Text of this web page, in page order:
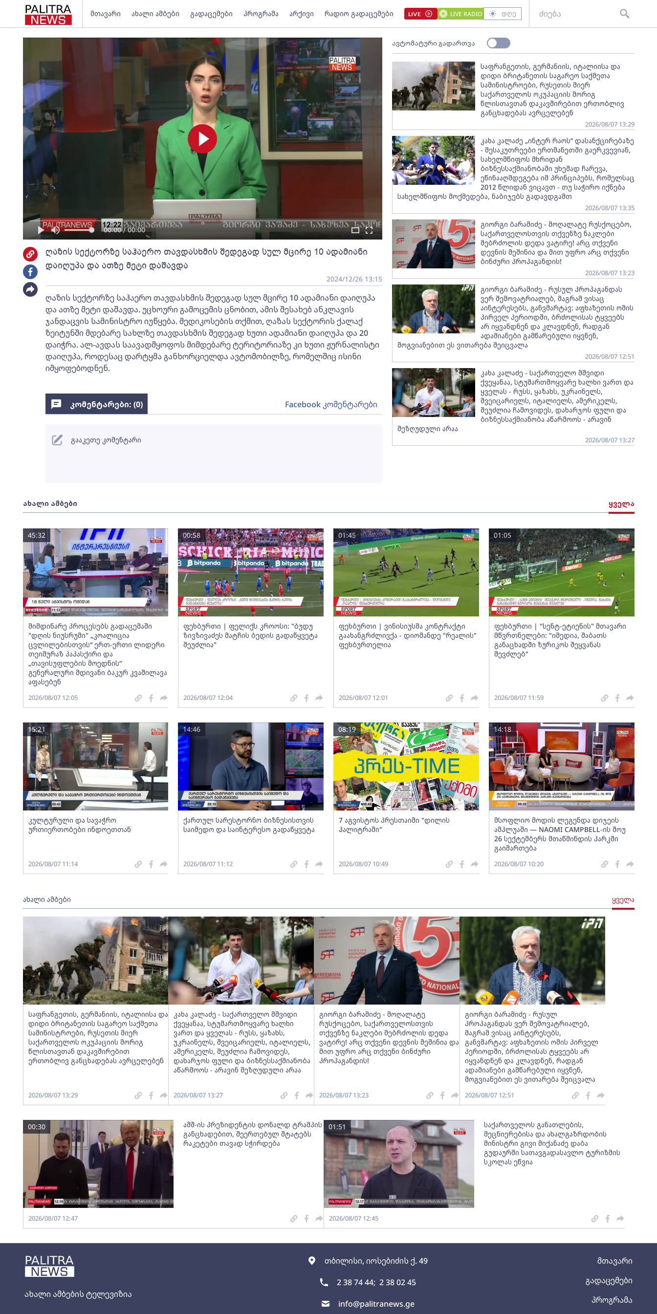
მთავარი ახალი ამბები გადაცემები პროგრამა არქივი რადიო გადაცემები LIVE LIVE RADIO დღე
ახალი ამბების ტელევიზია
თბილისი, იოსებიძის ქ. 49
2 38 74 44; 2 38 02 45
info@palitranews.ge
მთავარი
გადაცემები
პროგრამა
00:00 / 00:00
ღაზის სექტორზე საჰაერო თავდასხმის შედეგად სულ მცირე 10 ადამიანი
დაიღუპა და ათზე მეტი დაშავდა
2024/12/26 13:15
ღაზის სექტორზე საჰაერო თავდასხმის შედეგად სულ მცირე 10 ადამიანი დაიღუპა
და ათზე მეტი დაშავდა. უცხოური გამოცემის ცნობით, ამის შესახებ ანკლავის
ჯანდაცვის სამინისტრო იუწყება. მედიკოსების თქმით, ღაზას სექტორის ქალაქ
ზეიტუნში მდებარე სახლზე თავდასხმის შედეგად ხუთი ადამიანი დაიღუპა და 20
დაიჭრა. ალ-ავდას საავადმყოფოს მიმდებარე ტერიტორიაზე კი ხუთი ჟურნალისტი
დაიღუპა, როდესაც დარტყმა განხორციელდა ავტომობილზე, რომელშიც ისინი
იმყოფებოდნენ.
ავტომატური გადართვა
საფრანგეთის, გერმანიის, იტალიისა და
დიდი ბრიტანეთის საგარეო საქმეთა
სამინისტროები, რუსეთის მიერ
საქართველოს ოკუპაციის მორიგ
წლისთავთან დაკავშირებით ერთობლივ
განცხადებას ავრცელებენ
2026/08/07 13:29
კახა კალაძე „ინტერ რაოს“ დასანქცირებაზე
- მესაკუთრეები ერთმანეთში გაერკვევიან,
სახელმწიფოს მხრიდან
ბიზნესსაქმიანობაში უხეშად ჩარევა,
ეწინააღმდეგება იმ პრინციპებს, რომელსაც
2012 წლიდან ვიცავთ - თუ საჭირო იქნება
სახელმწიფოს მოქმედება, ნაბიჯებს გადავდგამთ
2026/08/07 13:35
გიორგი ბარამიძე - მოღალატე რუსქოცებო,
საქართველოსთვის თქვენზე ნაკლები
მებრძოლის დედა ვატირე! არც თქვენი
დევნის მეშინია და მით უფრო არც თქვენი
ბინძური პროპაგანდის!
2026/08/07 13:23
გიორგი ბარამიძე - რუსულ პროპაგანდას
ვერ შემოვატრიალებ, მაგრამ ვისაც
აინტერესებს, განვმარტავ: აფხაზეთის ომის
პირველ პერიოდში, ბრძოლისას ტყვეებს
არ იყვანდნენ და კლავდნენ, რადგან
ადამიანები გამწარებული იყვნენ,
მოგვიანებით ეს ვითარება შეიცვალა
2026/08/07 12:51
კახა კალაძე - საქართველო მშვიდი
ქვეყანაა, სტუმართმოყვარე ხალხი ვართ და
ყველას - რუსს, ყაზახს, უკრაინელს,
შვეიცარიელს, იტალიელს, ამერიკელს,
შეუძლია ჩამოვიდეს, დახარჯოს ფული და
ბიზნესსაქმიანობა აწარმოოს - არავინ
შეზღუდული არაა
2026/08/07 13:27
ახალი ამბები ყველა
მიმდინარე პროცესებს გადაცემაში
"დღის ნიუსრუმი" „კოალიცია
ცვლილებისთვის“ ერთ-ერთი ლიდერი
თეიმურაზ პაპასქირი და
„თავისუფლების მოედნის“
გენერალური მდივანი ბაკურ კვაშილავა
აფასებენ
45:32
2026/08/07 12:05
ფეხბურთი | ფელიქს კროოსი: "ბუდუ
ზივზივაძეს მატჩის ბედის გადაწყვეტა
შეუძლია"
00:58
2026/08/07 12:04
ფეხბურთი | ვინისიუსმა კონტრაქტი
გაახანგრძლივქა - დიომანდე "რეალის"
ფეხბურთელია
01:45
2026/08/07 12:01
ფეხბურთი | "სენტ-ეტიენის" მთავარი
მწვრთნელები: "იმედია, შაბათს
განაცხადში ზურიკოს შეყვანას
შევძლებ"
01:05
2026/08/07 11:59
კულტურული და სავაჭრო
ურთიერთობები ინდოეთთან
15:21
2026/08/07 11:14
ქართულ სარესტორნო ბიზნესისთვის
საიმედო და საინტერესო გადაწყვეტა
14:46
2026/08/07 11:12
7 აგვისტოს პრესთაიმი "დილის
პალიტრაში"
08:19
2026/08/07 10:49
მსოფლიო მოდის ლეგენდა დიჯეის
ამპლუაში — NAOMI CAMPBELL-ის შოუ
26 სექტემბერს მთაწმინდის პარკში
გაიმართება
14:18
2026/08/07 10:20
ახალი ამბები ყველა
საფრანგეთის, გერმანიის, იტალიისა და
დიდი ბრიტანეთის საგარეო საქმეთა
სამინისტროები, რუსეთის მიერ
საქართველოს ოკუპაციის მორიგ
წლისთავთან დაკავშირებით
ერთობლივ განცხადებას ავრცელებენ
2026/08/07 13:29
კახა კალაძე - საქართველო მშვიდი
ქვეყანაა, სტუმართმოყვარე ხალხი
ვართ და ყველას - რუსს, ყაზახს,
უკრაინელს, შვეიცარიელს, იტალიელს,
ამერიკელს, შეუძლია ჩამოვიდეს,
დახარჯოს ფული და ბიზნესსაქმიანობა
აწარმოოს - არავინ შეზღუდული არაა
2026/08/07 13:27
გიორგი ბარამიძე - მოღალატე
რუსქოცებო, საქართველოსთვის
თქვენზე ნაკლები მებრძოლის დედა
ვატირე! არც თქვენი დევნის მეშინია და
მით უფრო არც თქვენი ბინძური
პროპაგანდის!
2026/08/07 13:23
გიორგი ბარამიძე - რუსულ
პროპაგანდას ვერ შემოვატრიალებ,
მაგრამ ვისაც აინტერესებს,
განვმარტავ: აფხაზეთის ომის პირველ
პერიოდში, ბრძოლისას ტყვეებს არ
იყვანდნენ და კლავდნენ, რადგან
ადამიანები გამწარებული იყვნენ,
მოგვიანებით ეს ვითარება შეიცვალა
2026/08/07 12:51
აშშ-ის პრეზიდენტის დონალდ ტრამპის
განცხადებით, შეერთებულ შტატებს
რაკეტები თავად სჭირდება
00:30
2026/08/07 12:47
საქართველოს განათლების,
მეცნიერებისა და ახალგაზრდობის
მინისტრი გივი მიქანაძე დაბა
გუდაურში სათავგადასავლო ტურიზმის
სკოლას ეწვია
01:51
2026/08/07 12:45
კომენტარები: (0) Facebook კომენტარები
გააკეთე კომენტარი